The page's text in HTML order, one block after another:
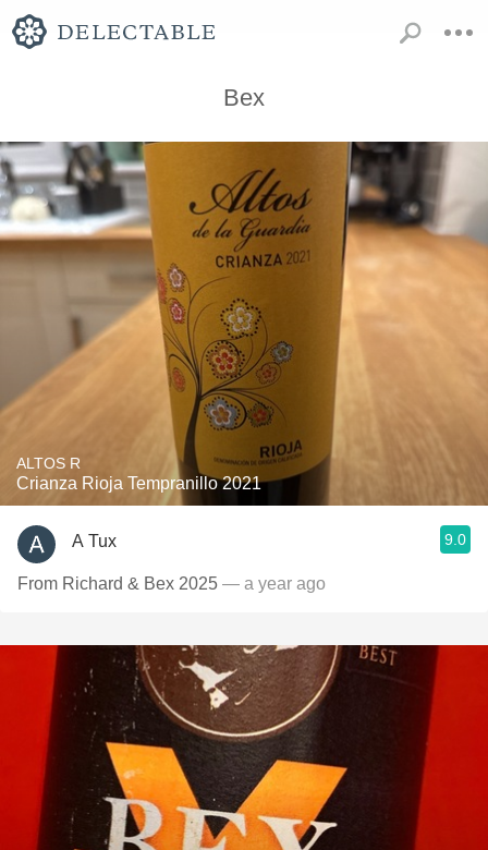
Bex
ALTOS R
Crianza Rioja Tempranillo 2021
A Tux 9.0
From Richard & Bex 2025 — a year ago